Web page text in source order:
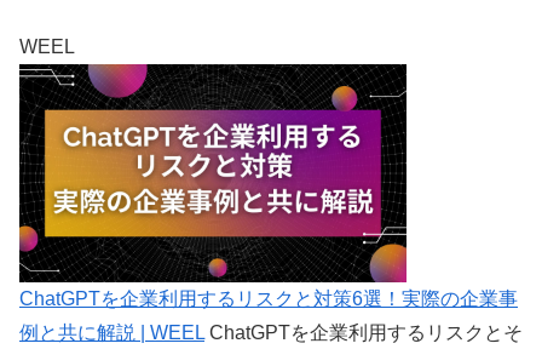
WEEL
ChatGPTを企業利用するリスクと対策6選！実際の企業事
例と共に解説 | WEEL ChatGPTを企業利用するリスクとそ